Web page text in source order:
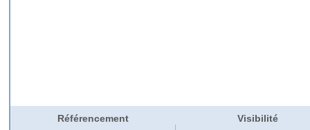
Référencement Visibilité